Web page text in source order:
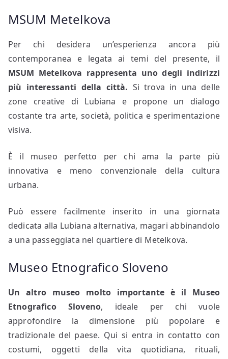
MSUM Metelkova
Per chi desidera un’esperienza ancora più
contemporanea e legata ai temi del presente, il
MSUM Metelkova rappresenta uno degli indirizzi
più interessanti della città. Si trova in una delle
zone creative di Lubiana e propone un dialogo
costante tra arte, società, politica e sperimentazione
visiva.
È il museo perfetto per chi ama la parte più
innovativa e meno convenzionale della cultura
urbana.
Può essere facilmente inserito in una giornata
dedicata alla Lubiana alternativa, magari abbinandolo
a una passeggiata nel quartiere di Metelkova.
Museo Etnografico Sloveno
Un altro museo molto importante è il Museo
Etnografico Sloveno, ideale per chi vuole
approfondire la dimensione più popolare e
tradizionale del paese. Qui si entra in contatto con
costumi, oggetti della vita quotidiana, rituali,